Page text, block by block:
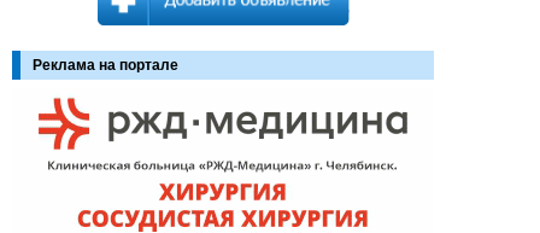
Реклама на портале